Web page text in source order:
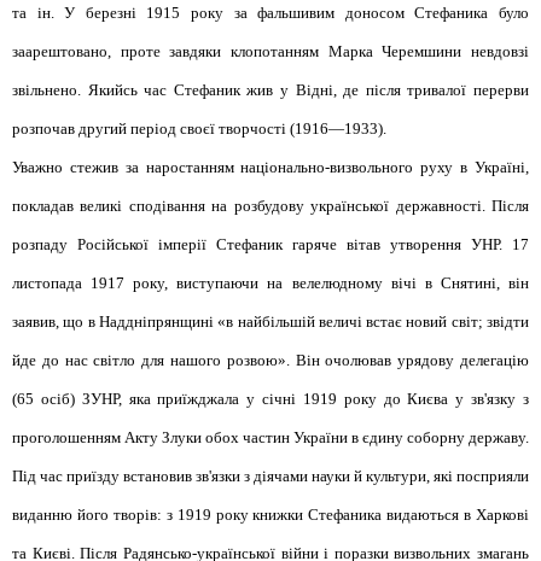
та ін. У березні 1915 року за фальшивим доносом Стефаника було
заарештовано, проте завдяки клопотанням Марка Черемшини невдовзі
звільнено. Якийсь час Стефаник жив у Відні, де після тривалої перерви
розпочав другий період своєї творчості (1916—1933).
Уважно стежив за наростанням національно-визвольного руху в Україні,
покладав великі сподівання на розбудову української державності. Після
розпаду Російської імперії Стефаник гаряче вітав утворення УНР. 17
листопада 1917 року, виступаючи на велелюдному вічі в Снятині, він
заявив, що в Наддніпрянщині «в найбільшій величі встає новий світ; звідти
йде до нас світло для нашого розвою». Він очолював урядову делегацію
(65 осіб) ЗУНР, яка приїжджала у січні 1919 року до Києва у зв'язку з
проголошенням Акту Злуки обох частин України в єдину соборну державу.
Під час приїзду встановив зв'язки з діячами науки й культури, які посприяли
виданню його творів: з 1919 року книжки Стефаника видаються в Харкові
та Києві. Після Радянсько-української війни і поразки визвольних змагань